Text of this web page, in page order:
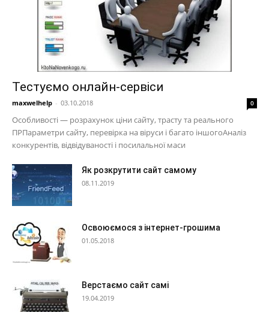
Тестуємо онлайн-сервіси
maxwelhelp - 03.10.2018 0
Особливості — розрахунок ціни сайту, трасту та реального
ПРПараметри сайту, перевірка на віруси і багато іншогоАналіз
конкурентів, відвідуваності і посилальної маси
Як розкрутити сайт самому
08.11.2019
Освоюємося з інтернет-грошима
01.05.2018
Верстаємо сайт самі
19.04.2019